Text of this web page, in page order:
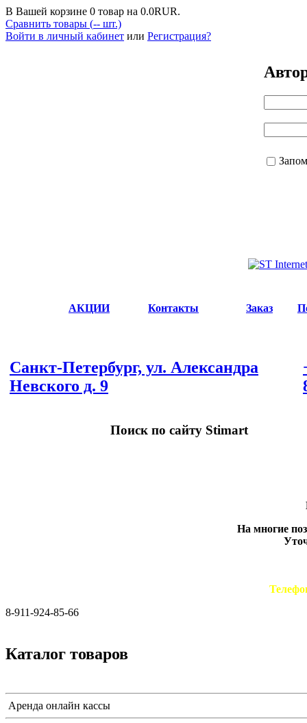
В Вашей корзине 0 товар на 0.0RUR.
Сравнить товары (-- шт.)
Войти в личный кабинет или Регистрация?
АКЦИИ Контакты Заказ
Санкт-Петербург, ул. Александра
Невского д. 9
Поиск по сайту Stimart
На многие
8-911-924-85-66
Каталог товаров
Аренда онлайн кассы